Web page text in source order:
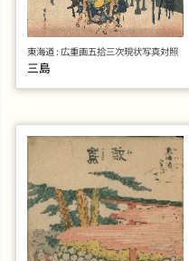
東海道 : 広重画五拾三次現状写真対照
三島